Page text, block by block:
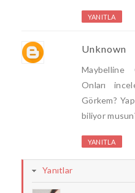
YANITLA
Unknown
Maybelline
Onları
Görkem?
biliyor
YANITLA
Yanıtlar